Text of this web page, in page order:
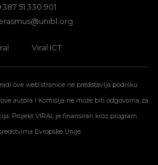
51 330 901
Viral ICT
ove web stranice ne predstavlja podršku
autora i Komisija ne može biti odgovorna za
Projekt VIRAL je finansiran kroz program
Evropske Unije.